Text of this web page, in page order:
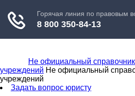
Не официальный
учреждений Не официальный
учреждений
Задать вопрос юристу